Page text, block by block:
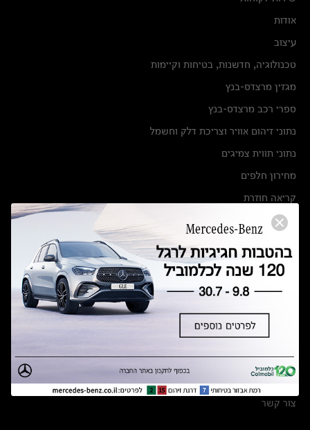
אודות
עיצוב
טכנולוגיה, חדשנות, בטיחות וקיימות
מגזין מרצדס-בנץ
ספרי רכב מרצדס-בנץ
נתוני זיהום אוויר וצריכת דלק וחשמל
נתוני תווית צמיגים
מחירון חלפים
קריאה חוזרת
הודעה על הטבות לרכבי מרצדס בהסדר פשרה בתצ 56447-02-19
תקנון ימי מכירות 120 לכלמוביל
מצאו אותנו
אולמות תצוגה
מרכזי שירות
צור קשר